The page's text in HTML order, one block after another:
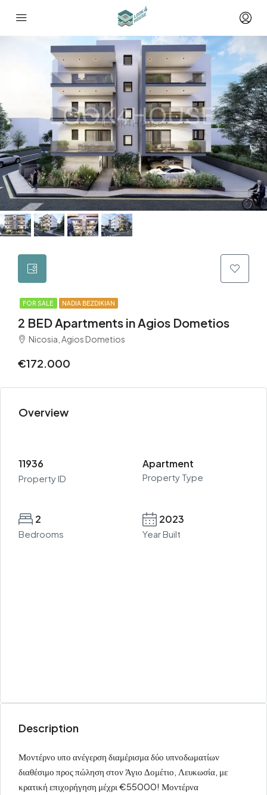
FOR SALE NADIA BEZDIKIAN
2 BED Apartments in Agios Dometios
Nicosia, Agios Dometios
€172.000
Overview
11936
Property ID
Apartment
Property Type
2
Bedrooms
2023
Year Built
Description
Μοντέρνο υπο ανέγερση διαμέρισμα δύο υπνοδωματίων
διαθέσιμο προς πώληση στον Άγιο Δομέτιο, Λευκωσία, με
κρατική επιχορήγηση μέχρι €55000! Μοντέρνα